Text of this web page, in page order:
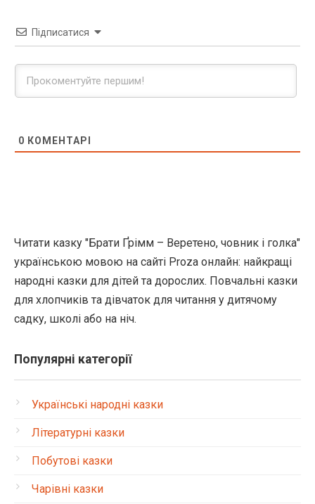
Підписатися
0 КОМЕНТАРІ
Читати казку "Брати Ґрімм – Веретено, човник і голка"
українською мовою на сайті Proza онлайн: найкращі
народні казки для дітей та дорослих. Повчальні казки
для хлопчиків та дівчаток для читання у дитячому
садку, школі або на ніч.
Популярні категорії
Українські народні казки
Літературні казки
Побутові казки
Чарівні казки